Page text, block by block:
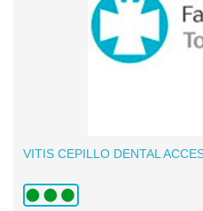
VITIS CEPILLO DENTAL